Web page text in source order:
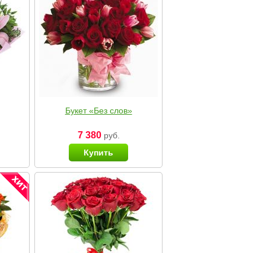
Букет «Без слов»
7 380руб.
Купить